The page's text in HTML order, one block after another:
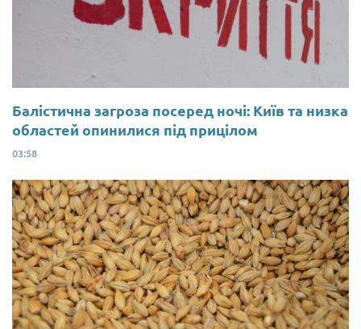
Балістична загроза посеред ночі: Київ та низка
областей опинилися під прицілом
03:58